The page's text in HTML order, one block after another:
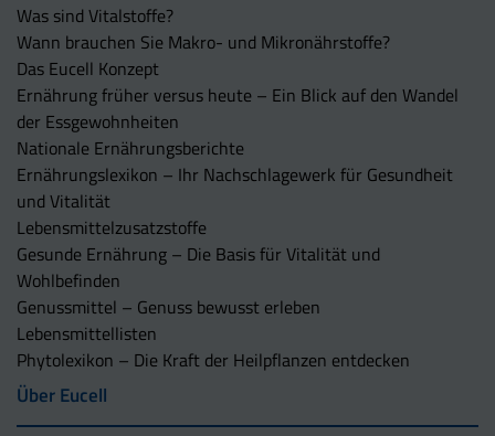
Was sind Vitalstoffe?
Wann brauchen Sie Makro- und Mikronährstoffe?
Das Eucell Konzept
Ernährung früher versus heute – Ein Blick auf den Wandel
der Essgewohnheiten
Nationale Ernährungsberichte
Ernährungslexikon – Ihr Nachschlagewerk für Gesundheit
und Vitalität
Lebensmittelzusatzstoffe
Gesunde Ernährung – Die Basis für Vitalität und
Wohlbefinden
Genussmittel – Genuss bewusst erleben
Lebensmittellisten
Phytolexikon – Die Kraft der Heilpflanzen entdecken
Über Eucell